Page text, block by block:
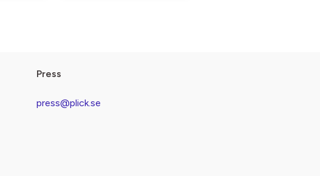
Press
press@plick.se